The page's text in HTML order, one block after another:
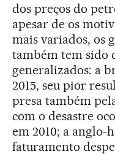
dos preços do
apesar de os
mais variados, os
também tem sido
generalizados: a
2015, seu pior
presa também
com o desastre
em 2010; a anglo-
faturamento